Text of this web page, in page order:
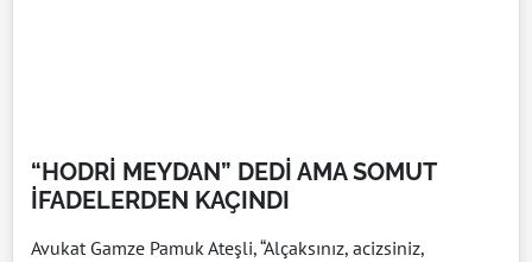
“HODRİ MEYDAN” DEDİ AMA SOMUT
İFADELERDEN KAÇINDI
Avukat Gamze Pamuk Ateşli, “Alçaksınız, acizsiniz,